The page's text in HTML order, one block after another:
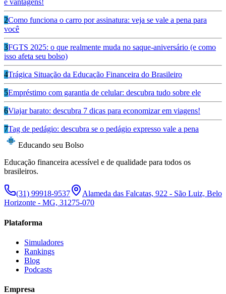
e vantagens!
2Como funciona o carro por assinatura: veja se vale a pena para
você
3FGTS 2025: o que realmente muda no saque-aniversário (e como
isso afeta seu bolso)
4Trágica Situação da Educação Financeira do Brasileiro
5Empréstimo com garantia de celular: descubra tudo sobre ele
6Viajar barato: descubra 7 dicas para economizar em viagens!
7Tag de pedágio: descubra se o pedágio expresso vale a pena
Educando seu Bolso
Educação financeira acessível e de qualidade para todos os
brasileiros.
(31) 99918-9537
Alameda das Falcatas, 922 - São Luiz, Belo
Horizonte - MG, 31275-070
Plataforma
Simuladores
Rankings
Blog
Podcasts
Empresa